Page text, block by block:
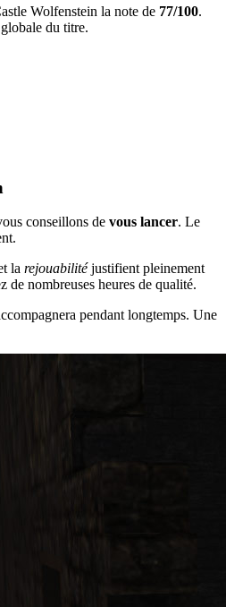
Wolfenstein la note de 77/100.
du titre.
conseillons de vous lancer. Le
la rejouabilitéjustifient pleinement
de nombreuses heures de qualité.
pendant longtemps. Une